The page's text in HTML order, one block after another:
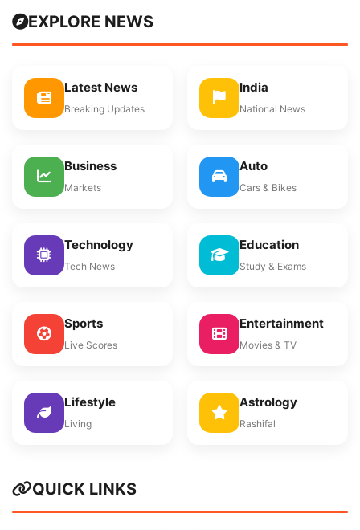
EXPLORE NEWS
Latest News
Breaking Updates
India
National News
Business
Markets
Auto
Cars & Bikes
Technology
Tech News
Education
Study & Exams
Sports
Live Scores
Entertainment
Movies & TV
Lifestyle
Living
Astrology
Rashifal
QUICK LINKS